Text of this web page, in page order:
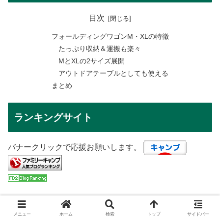
目次
フォールディングワゴンM・XLの特徴
たっぷり収納＆運搬も楽々
MとXLの2サイズ展開
アウトドアテーブルとしても使える
まとめ
ランキングサイト
バナークリックで応援お願いします。
メニュー ホーム 検索 トップ サイドバー